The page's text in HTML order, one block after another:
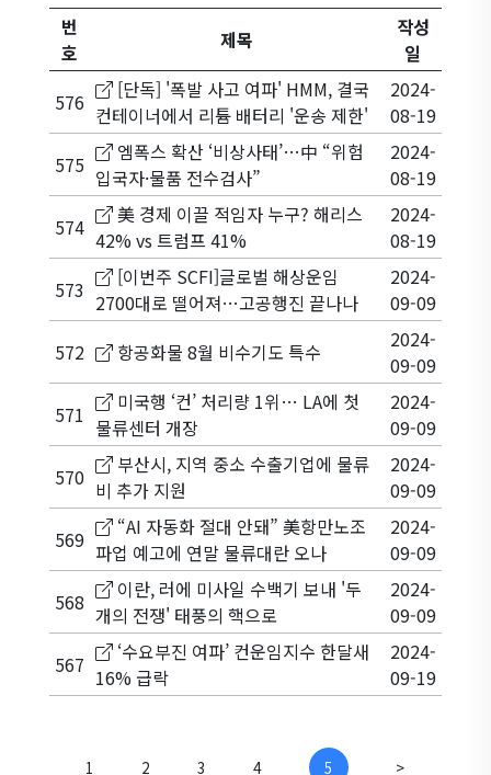
번
호
제목
작성
일
576
[단독] '폭발 사고 여파' HMM, 결국
컨테이너에서 리튬 배터리 '운송 제한'
2024-
08-19
575
엠폭스 확산 ‘비상사태’…中 “위험
입국자·물품 전수검사”
2024-
08-19
574
美 경제 이끌 적임자 누구? 해리스
42% vs 트럼프 41%
2024-
08-19
573
[이번주 SCFI]글로벌 해상운임
2700대로 떨어져…고공행진 끝나나
2024-
09-09
572
항공화물 8월 비수기도 특수
2024-
09-09
571
미국행 ‘컨’ 처리량 1위… LA에 첫
물류센터 개장
2024-
09-09
570
부산시, 지역 중소 수출기업에 물류
비 추가 지원
2024-
09-09
569
“AI 자동화 절대 안돼” 美항만노조
파업 예고에 연말 물류대란 오나
2024-
09-09
568
이란, 러에 미사일 수백기 보내 '두
개의 전쟁' 태풍의 핵으로
2024-
09-09
567
‘수요부진 여파’ 컨운임지수 한달새
16% 급락
2024-
09-19
1 2 3 4 5 >